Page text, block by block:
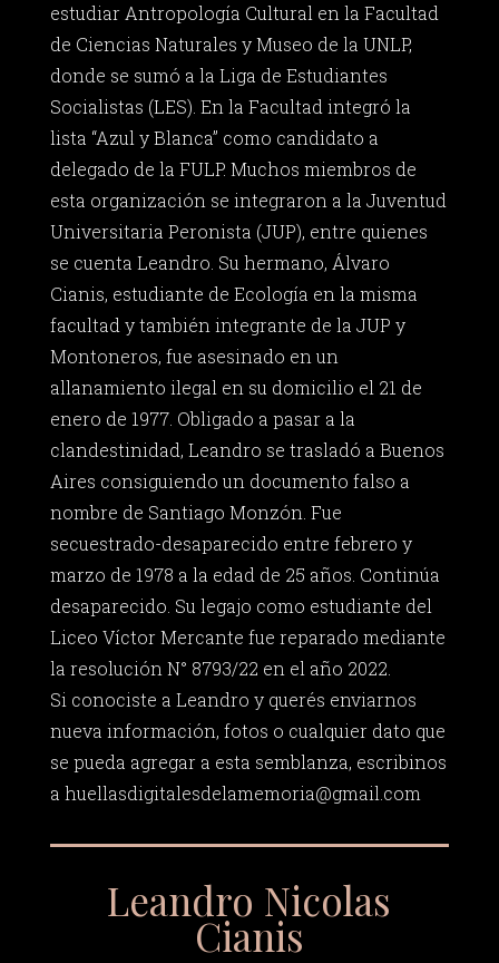
estudiar Antropología Cultural en la Facultad
de Ciencias Naturales y Museo de la UNLP,
donde se sumó a la Liga de Estudiantes
Socialistas (LES). En la Facultad integró la
lista “Azul y Blanca” como candidato a
delegado de la FULP. Muchos miembros de
esta organización se integraron a la Juventud
Universitaria Peronista (JUP), entre quienes
se cuenta Leandro. Su hermano, Álvaro
Cianis, estudiante de Ecología en la misma
facultad y también integrante de la JUP y
Montoneros, fue asesinado en un
allanamiento ilegal en su domicilio el 21 de
enero de 1977. Obligado a pasar a la
clandestinidad, Leandro se trasladó a Buenos
Aires consiguiendo un documento falso a
nombre de Santiago Monzón. Fue
secuestrado-desaparecido entre febrero y
marzo de 1978 a la edad de 25 años. Continúa
desaparecido. Su legajo como estudiante del
Liceo Víctor Mercante fue reparado mediante
la resolución N° 8793/22 en el año 2022.
Si conociste a Leandro y querés enviarnos
nueva información, fotos o cualquier dato que
se pueda agregar a esta semblanza, escribinos
a huellasdigitalesdelamemoria@gmail.com
Leandro Nicolas
Cianis